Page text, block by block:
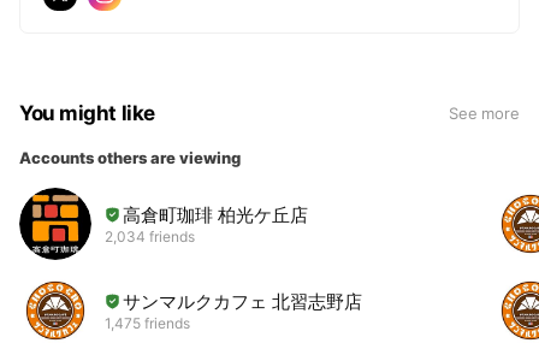
You might like See more
Accounts others are viewing
高倉町珈琲 柏光ケ丘店
2,034 friends
サンマルクカフェ 北習志野店
1,475 friends